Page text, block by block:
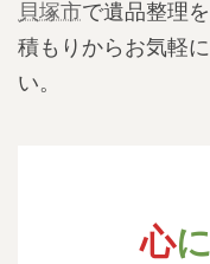
貝塚市で遺品整理
積もりからお気軽に
い。
心